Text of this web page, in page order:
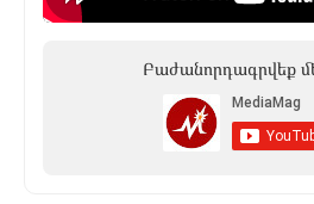
Բաժանորդագրվեք